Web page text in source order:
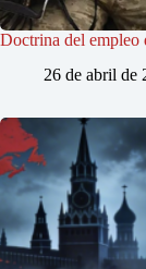
Doctrina del
26 de abril de